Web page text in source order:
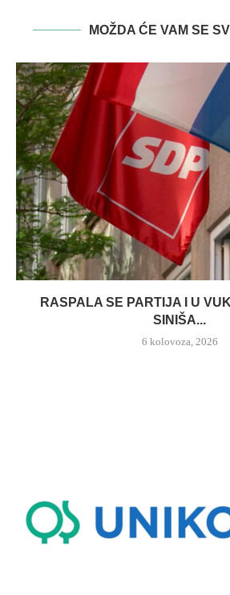
MOŽDA ĆE VAM SE
RASPALA SE PARTIJA I U
SINIŠA...
6 kolovoza, 2026